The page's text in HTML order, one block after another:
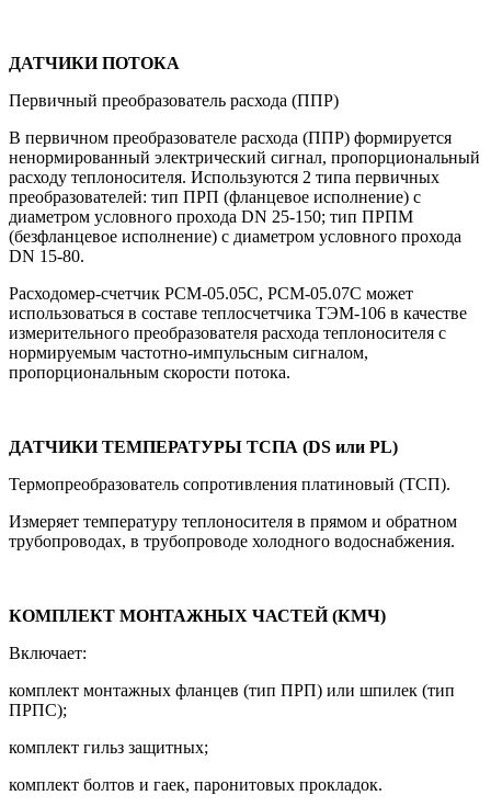
ДАТЧИКИ ПОТОКА
Первичный преобразователь расхода (ППР)
В первичном преобразователе расхода (ППР) формируется
ненормированный электрический сигнал, пропорциональный
расходу теплоносителя. Используются 2 типа первичных
преобразователей: тип ПРП (фланцевое исполнение) с
диаметром условного прохода DN 25-150; тип ПРПМ
(безфланцевое исполнение) с диаметром условного прохода
DN 15-80.
Расходомер-счетчик РСМ-05.05C, РСМ-05.07C может
использоваться в составе теплосчетчика ТЭМ-106 в качестве
измерительного преобразователя расхода теплоносителя с
нормируемым частотно-импульсным сигналом,
пропорциональным скорости потока.
ДАТЧИКИ ТЕМПЕРАТУРЫ ТСПА (DS или PL)
Термопреобразователь сопротивления платиновый (ТСП).
Измеряет температуру теплоносителя в прямом и обратном
трубопроводах, в трубопроводе холодного водоснабжения.
КОМПЛЕКТ МОНТАЖНЫХ ЧАСТЕЙ (КМЧ)
Включает:
комплект монтажных фланцев (тип ПРП) или шпилек (тип
ПРПС);
комплект гильз защитных;
комплект болтов и гаек, паронитовых прокладок.